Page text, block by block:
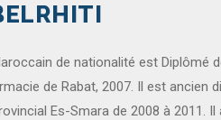
de nationalité est Diplômé
de Rabat, 2007. Il est ancien
Es-Smara de 2008 à 2011. Il